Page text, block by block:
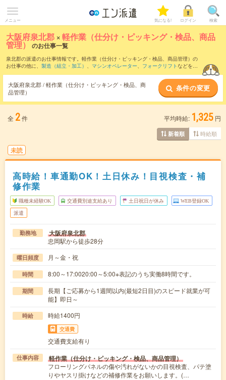
メニュー 気になる! ログイン 検索
大阪府泉北郡 ×軽作業（仕分け・ピッキング・検品、商品
管理） のお仕事一覧
泉北郡の派遣のお仕事情報です。軽作業（仕分け・ピッキング・検品、商品管理）の
お仕事の他に、 製造（組立・加工） 、 マシンオペレーター、 フォークリフトなどを取
軽作業（仕分け・ピッキング・検品、商品
管理）のお仕事とは？とは？
大阪府泉北郡 / 軽作業（仕分け・ピッキング・検品、商
品管理）
条件の変更
全 2件 平均時給: 1,325 円
新着順 時給順
未読
高時給！車通勤OK！土日休み！目視検査・補
修作業
職種未経験OK 交通費別途支給あり 土日祝日が休み WEB登録OK
派遣
勤務地 大阪府泉北郡
忠岡駅から徒歩28分
曜日頻度 月～金・祝
時間 8:00～17:0020:00～5:00※表記のうち実働8時間です。
期間
長期【ご応募から1週間以内(最短2日目)のスピード就業が可
能】即日～
時給 時給1400円
交通費
交通費支給有り
仕事内容 軽作業（仕分け・ピッキング・検品、商品管理）
フローリングパネルの傷や汚れがないかの目視検査、パテ塗
りやヤスリ掛けなどの補修作業をお願いします。(…